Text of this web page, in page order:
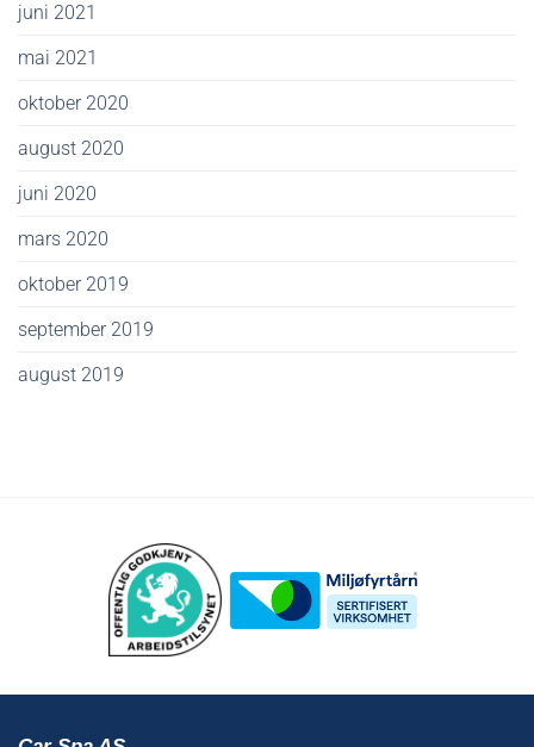
juni 2021
mai 2021
oktober 2020
august 2020
juni 2020
mars 2020
oktober 2019
september 2019
august 2019